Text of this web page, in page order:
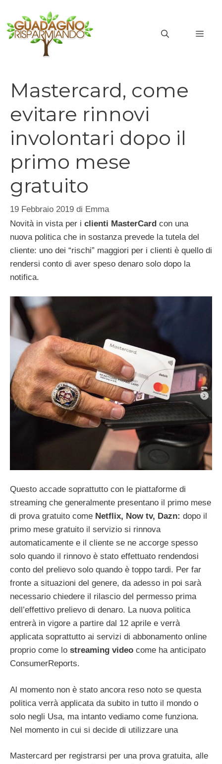
contenuto
Mastercard, come
evitare rinnovi
involontari dopo il
primo mese
gratuito
19 Febbraio 2019 di Emma
Novità in vista per i clienti MasterCard con una
nuova politica che in sostanza prevede la tutela del
cliente: uno dei “rischi” maggiori per i clienti è quello di
rendersi conto di aver speso denaro solo dopo la
notifica.
Questo accade soprattutto con le piattaforme di
streaming che generalmente presentano il primo mese
di prova gratuito come Netflix, Now tv, Dazn: dopo il
primo mese gratuito il servizio si rinnova
automaticamente e il cliente se ne accorge spesso
solo quando il rinnovo è stato effettuato rendendosi
conto del prelievo solo quando è toppo tardi. Per far
fronte a situazioni del genere, da adesso in poi sarà
necessario chiedere il rilascio del permesso prima
dell’effettivo prelievo di denaro. La nuova politica
entrerà in vigore a partire dal 12 aprile e verrà
applicata soprattutto ai servizi di abbonamento online
proprio come lo streaming video come ha anticipato
ConsumerReports.
Al momento non è stato ancora reso noto se questa
politica verrà applicata da subito in tutto il mondo o
solo negli Usa, ma intanto vediamo come funziona.
Nel momento in cui si decide di utilizzare una
Mastercard per registrarsi per una prova gratuita, alle